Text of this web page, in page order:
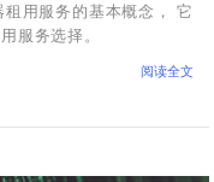
用服务的基本概念， 它
服务选择。
阅读全文